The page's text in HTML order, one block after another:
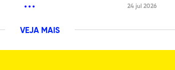
24 jul 2026
VEJA MAIS